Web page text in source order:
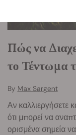
Πώς να
το Τέντωμα
By Max Sargent
Αν καλλιεργήσετε
ότι μπορεί να
ορισμένα σημεία